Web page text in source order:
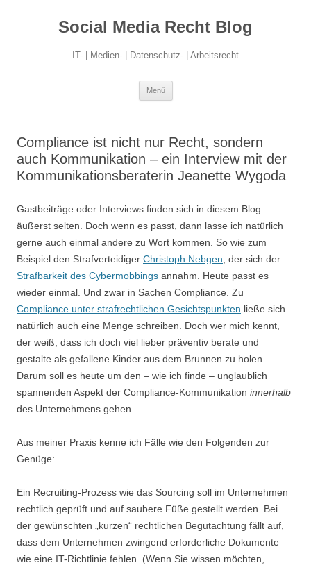
Social Media Recht Blog
IT- | Medien- | Datenschutz- | Arbeitsrecht
Menü
Compliance ist nicht nur Recht, sondern
auch Kommunikation – ein Interview mit der
Kommunikationsberaterin Jeanette Wygoda
Gastbeiträge oder Interviews finden sich in diesem Blog
äußerst selten. Doch wenn es passt, dann lasse ich natürlich
gerne auch einmal andere zu Wort kommen. So wie zum
Beispiel den Strafverteidiger Christoph Nebgen , der sich der
Strafbarkeit des Cybermobbings annahm. Heute passt es
wieder einmal. Und zwar in Sachen Compliance. Zu
Compliance unter strafrechtlichen Gesichtspunkten ließe sich
natürlich auch eine Menge schreiben. Doch wer mich kennt,
der weiß, dass ich doch viel lieber präventiv berate und
gestalte als gefallene Kinder aus dem Brunnen zu holen.
Darum soll es heute um den – wie ich finde – unglaublich
spannenden Aspekt der Compliance-Kommunikation innerhalb
des Unternehmens gehen.
Aus meiner Praxis kenne ich Fälle wie den Folgenden zur
Genüge:
Ein Recruiting-Prozess wie das Sourcing soll im Unternehmen
rechtlich geprüft und auf saubere Füße gestellt werden. Bei
der gewünschten „kurzen“ rechtlichen Begutachtung fällt auf,
dass dem Unternehmen zwingend erforderliche Dokumente
wie eine IT-Richtlinie fehlen. (Wenn Sie wissen möchten,